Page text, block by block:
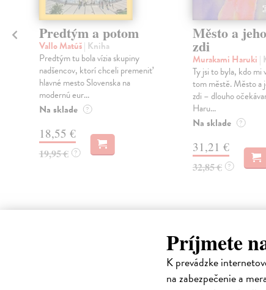
Príjmete
K prevádzke
na zabezpečenie a
Predtým a potom
Vallo Matúš| Kniha
Predtým tu bola vízia skupiny
nadšencov, ktorí chceli premeniť
hlavné mesto Slovenska na
modernú eur...
Na sklade ?
18,55 €
19,95 € ?
Město a
zdi
Murakami Haruki |
Ty jsi to byla, kdo mi
tom městě. Město a
zdi – dlouho
Haru...
Na sklade ?
31,21 €
32,85 € ?